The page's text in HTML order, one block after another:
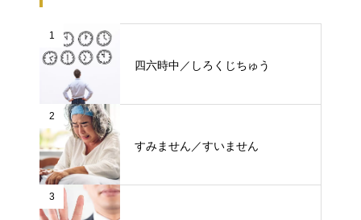
1
四六時中／しろくじちゅう
2
すみません／すいません
3